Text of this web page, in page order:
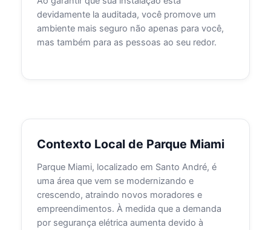
devidamente la auditada, você promove um
ambiente mais seguro não apenas para você,
mas também para as pessoas ao seu redor.
Contexto Local de Parque Miami
Parque Miami, localizado em Santo André, é
uma área que vem se modernizando e
crescendo, atraindo novos moradores e
empreendimentos. À medida que a demanda
por segurança elétrica aumenta devido à